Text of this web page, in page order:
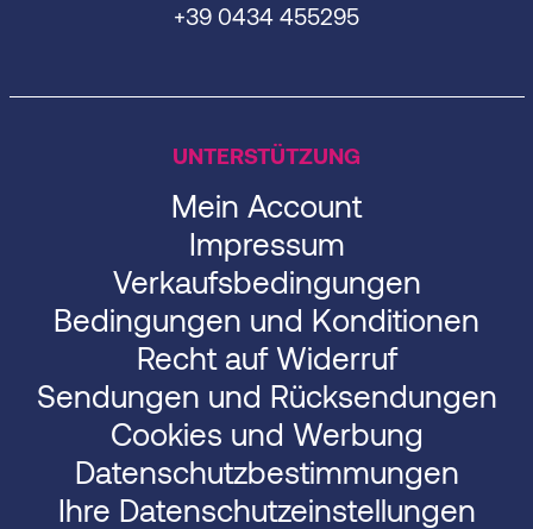
+39 0434 455295
UNTERSTÜTZUNG
Mein Account
Impressum
Verkaufsbedingungen
Bedingungen und Konditionen
Recht auf Widerruf
Sendungen und Rücksendungen
Cookies und Werbung
Datenschutzbestimmungen
Ihre Datenschutzeinstellungen